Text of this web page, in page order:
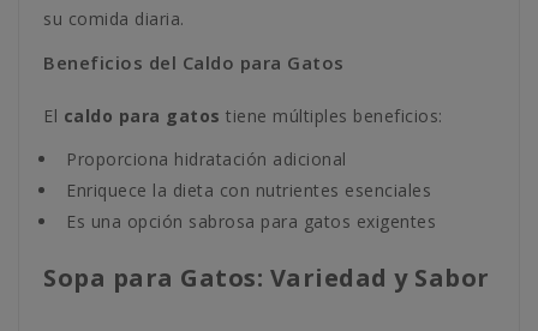
su comida diaria.
Beneficios del Caldo para Gatos
El caldo para gatos tiene múltiples beneficios:
Proporciona hidratación adicional
Enriquece la dieta con nutrientes esenciales
Es una opción sabrosa para gatos exigentes
Sopa para Gatos: Variedad y Sabor